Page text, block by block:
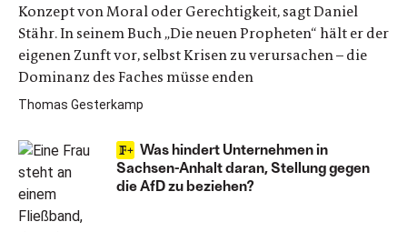
Konzept von Moral oder Gerechtigkeit, sagt Daniel
Stähr. In seinem Buch „Die neuen Propheten“ hält er der
eigenen Zunft vor, selbst Krisen zu verursachen – die
Dominanz des Faches müsse enden
Thomas Gesterkamp
Was hindert Unternehmen in
Sachsen-Anhalt daran, Stellung gegen
die AfD zu beziehen?